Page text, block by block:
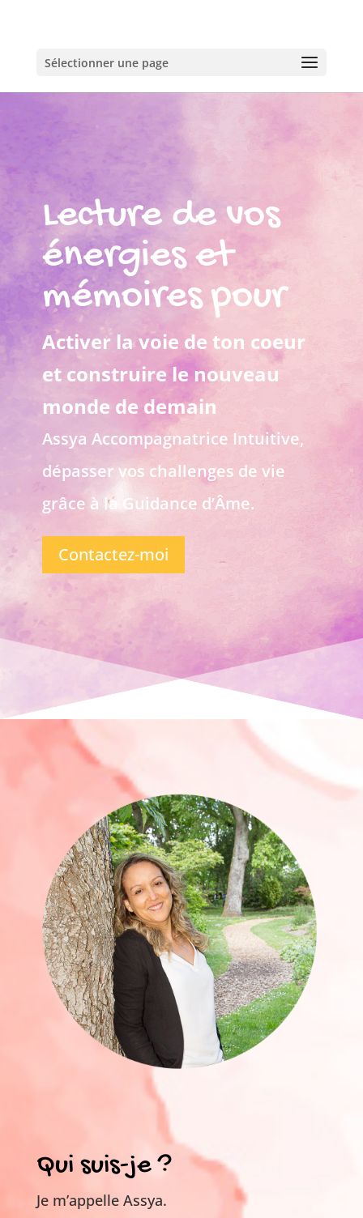
Sélectionner une page
Lecture de vos
énergies et
mémoires pour
Activer la voie de ton coeur
et construire le nouveau
monde de demain
Assya Accompagnatrice Intuitive,
dépasser vos challenges de vie
grâce à la Guidance d’Âme.
Contactez-moi
Qui suis-je ?
Je m’appelle Assya.